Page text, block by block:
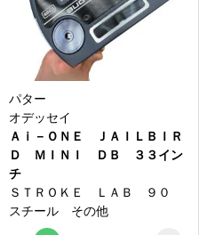
パター
オデッセイ
Ａｉ－ＯＮＥ ＪＡＩＬＢＩＲ
Ｄ ＭＩＮＩ ＤＢ ３３イン
チ
ＳＴＲＯＫＥ ＬＡＢ ９０
スチール その他